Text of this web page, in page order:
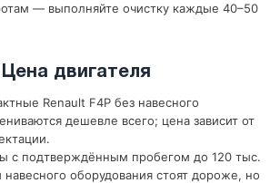
— выполняйте очистку каждые 40–50
Цена двигателя
Renault F4P без навесного
дешевле всего; цена зависит от
с подтверждённым пробегом до 120 тыс.
оборудования стоят дороже, но